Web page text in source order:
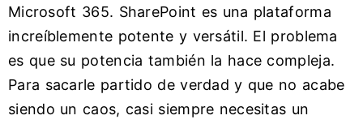
Microsoft 365. SharePoint es una plataforma
increíblemente potente y versátil. El problema
es que su potencia también la hace compleja.
Para sacarle partido de verdad y que no acabe
siendo un caos, casi siempre necesitas un